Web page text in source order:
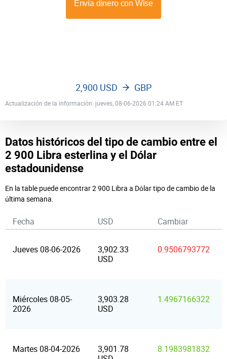
Actualización de la información: jueves, 08-06-2026 01:24 AM ET
2,900 USD GBP
Datos históricos del tipo de cambio entre el
2 900 Libra esterlina y el Dólar
estadounidense
En la table puede encontrar 2 900 Libra a Dólar tipo de cambio de la
última semana.
Fecha USD Cambiar
Jueves 08-06-2026
3,902.33
USD
0.9506793772
Miércoles 08-05-
2026
3,903.28
USD
1.4967166322
Martes 08-04-2026
3,901.78
8.1983981832